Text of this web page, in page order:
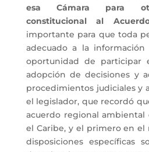
esa Cámara para
constitucional al
importante para que toda
adecuado a la
oportunidad de participar
adopción de decisiones y
procedimientos judiciales y
el legislador, que recordó
acuerdo regional ambiental
el Caribe, y el primero en
disposiciones específicas